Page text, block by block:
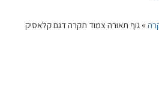
» גוף תאורה צמוד תקרה דגם קלאסיק